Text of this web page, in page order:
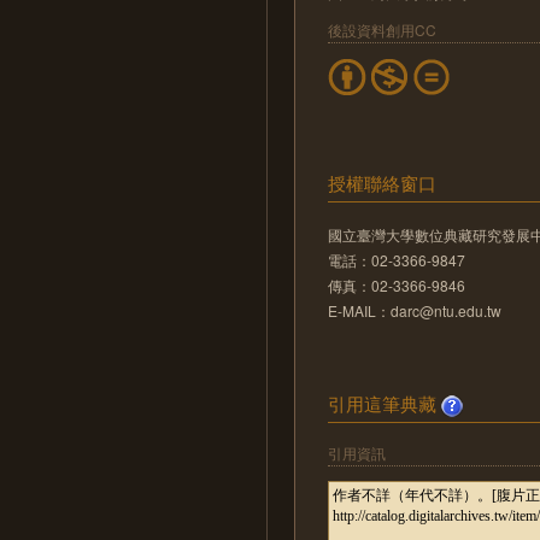
後設資料創用CC
授權聯絡窗口
國立臺灣大學數位典藏研究發展
電話：02-3366-9847
傳真：02-3366-9846
E-MAIL：darc@ntu.edu.tw
引用這筆典藏
引用資訊